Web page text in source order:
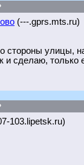
(---.gprs.mts.ru)
стороны улицы,
и сделаю, только
103.lipetsk.ru)